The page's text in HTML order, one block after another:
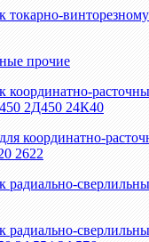
токарно-
прочие
координатно-
2Д450 24К40
координатно-
2622
радиально-
радиально-